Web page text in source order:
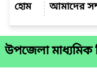
আমাদের
উপজেলা মাধ্যমিক